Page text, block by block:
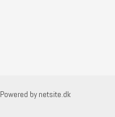
by netsite.dk